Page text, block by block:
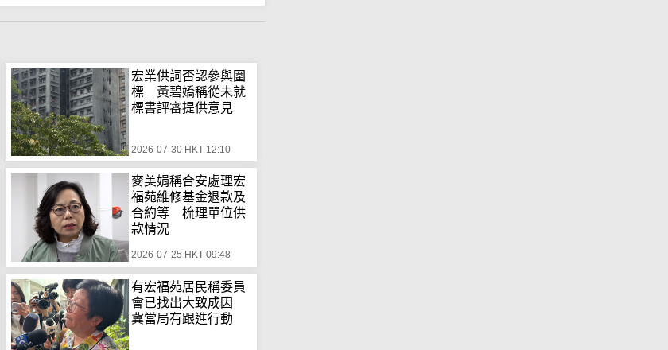
宏業供詞否認參與圍
標 黃碧嬌稱從未就
標書評審提供意見
2026-07-30 HKT 12:10
麥美娟稱合安處理宏
福苑維修基金退款及
合約等 梳理單位供
款情況
2026-07-25 HKT 09:48
有宏福苑居民稱委員
會已找出大致成因
冀當局有跟進行動